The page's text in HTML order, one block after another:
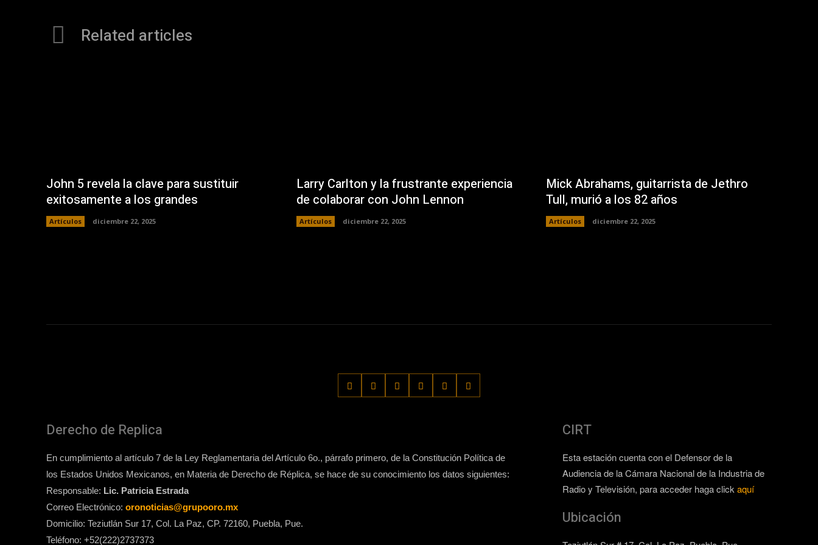
Related articles
John 5 revela la clave para sustituir
exitosamente a los grandes
Artículos diciembre 22, 2025
Larry Carlton y la frustrante experiencia
de colaborar con John Lennon
Artículos diciembre 22, 2025
Mick Abrahams, guitarrista de Jethro
Tull, murió a los 82 años
Artículos diciembre 22, 2025
Derecho de Replica
En cumplimiento al artículo 7 de la Ley Reglamentaria del Artículo 6o., párrafo primero, de la Constitución Política de
los Estados Unidos Mexicanos, en Materia de Derecho de Réplica, se hace de su conocimiento los datos siguientes:
Responsable: Lic. Patricia Estrada
Correo Electrónico: oronoticias@grupooro.mx
Domicilio: Teziutlán Sur 17, Col. La Paz, CP. 72160, Puebla, Pue.
Teléfono: +52(222)2737373
CIRT
Esta estación cuenta con el Defensor de la
Audiencia de la Cámara Nacional de la Industria de
Radio y Televisión, para acceder haga click aquí
Ubicación